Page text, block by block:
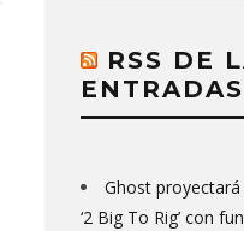
RSS DE
ENTRADAS
Ghost
‘2 Big To Rig’ con